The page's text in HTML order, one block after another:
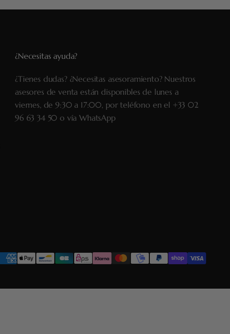
¿Necesitas ayuda?
¿Tienes dudas? ¿Necesitas asesoramiento? Nuestros
asesores de venta están disponibles de lunes a
viernes, de 9:30 a 17:00, por teléfono en el +33 02
96 63 34 50 o víaWhatsApp